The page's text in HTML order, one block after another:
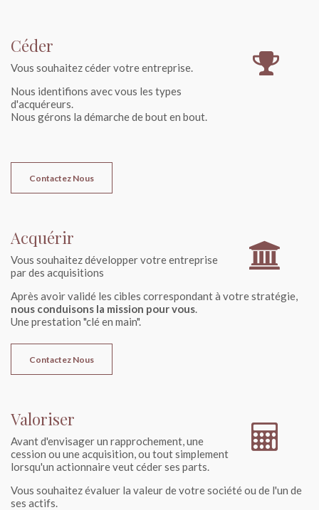
Céder
Vous souhaitez céder votre entreprise.
Nous identifions avec vous les types
d'acquéreurs.
Nous gérons la démarche de bout en bout.
Contactez Nous
Acquérir
Vous souhaitez développer votre entreprise
par des acquisitions
Après avoir validé les cibles correspondant à votre stratégie,
nous conduisons la mission pour vous
Une prestation "clé en main".
Contactez Nous
Valoriser
Avant d'envisager un rapprochement, une
cession ou une acquisition, ou tout simplement
lorsqu'un actionnaire veut céder ses parts.
Vous souhaitez évaluer la valeur de votre société ou de l'un de
ses actifs.